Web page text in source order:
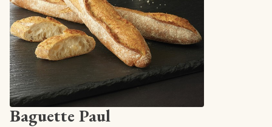
Baguette Paul